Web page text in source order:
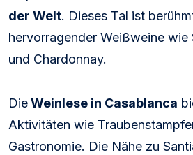
der Welt. Dieses Tal ist
hervorragender Weißweine wie
und Chardonnay.
DieWeinlese in Casablanca
Aktivitäten wie
Gastronomie. Die Nähe zu